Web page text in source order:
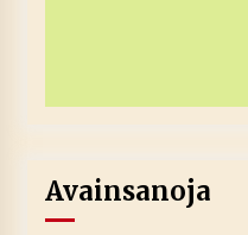
Avainsanoja